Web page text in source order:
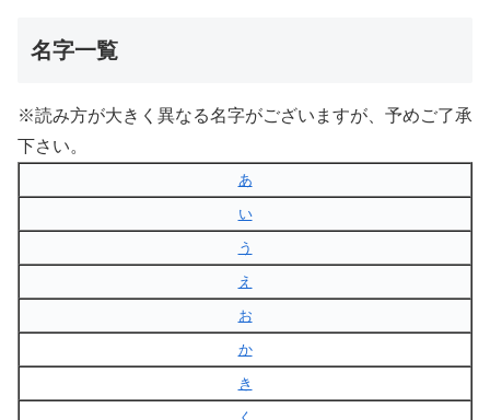
名字一覧
※読み方が大きく異なる名字がございますが、予めご了承
下さい。
あ
い
う
え
お
か
き